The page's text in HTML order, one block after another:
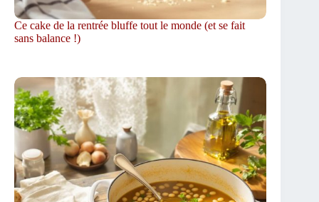
Ce cake de la rentrée bluffe tout le monde (et se fait
sans balance !)